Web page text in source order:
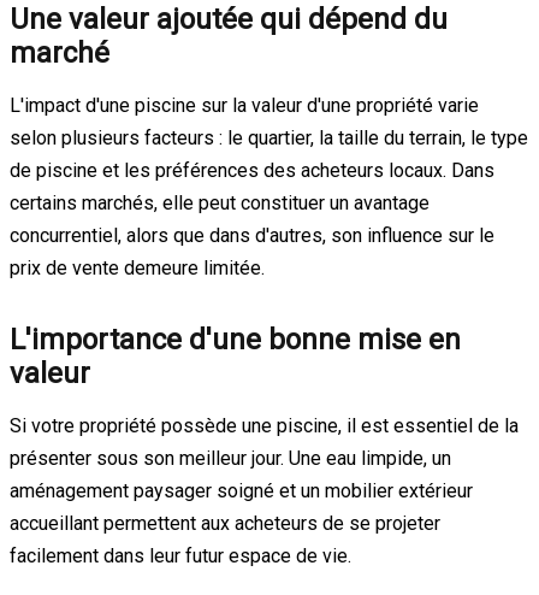
Une valeur ajoutée qui dépend du
marché
L'impact d'une piscine sur la valeur d'une propriété varie
selon plusieurs facteurs : le quartier, la taille du terrain, le type
de piscine et les préférences des acheteurs locaux. Dans
certains marchés, elle peut constituer un avantage
concurrentiel, alors que dans d'autres, son influence sur le
prix de vente demeure limitée.
L'importance d'une bonne mise en
valeur
Si votre propriété possède une piscine, il est essentiel de la
présenter sous son meilleur jour. Une eau limpide, un
aménagement paysager soigné et un mobilier extérieur
accueillant permettent aux acheteurs de se projeter
facilement dans leur futur espace de vie.